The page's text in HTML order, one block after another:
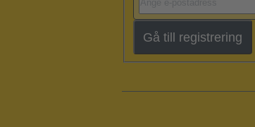
Gå till registrering